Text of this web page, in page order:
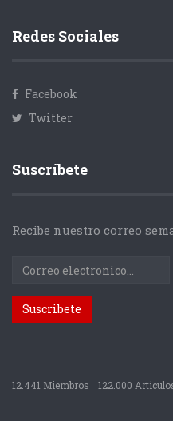
Redes Sociales
Facebook
Twitter
Suscríbete
Recibe nuestro correo
12.441 Miembros 122.000